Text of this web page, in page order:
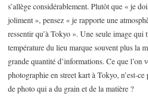
s’allège considérablement. Plutôt que « je
joliment », pensez « je rapporte une
ressentir qu’à Tokyo ». Une seule image qui
température du lieu marque souvent plus la
grande quantité d’informations. Ce que l’on
photographie en street kart à Tokyo, n’est-ce
de photo qui a du grain et de la matière ?